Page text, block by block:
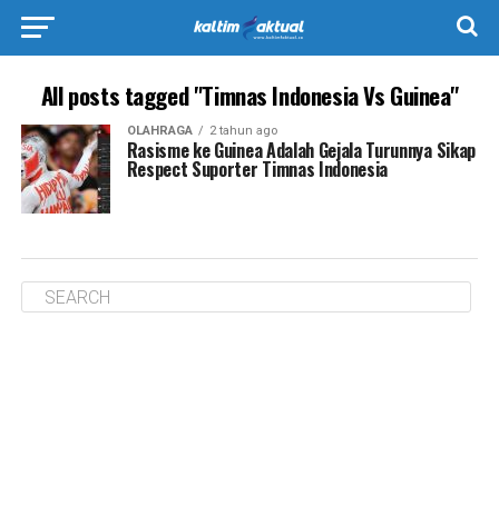
All posts tagged "Timnas Indonesia Vs Guinea"
OLAHRAGA 2 tahun ago
Rasisme ke Guinea Adalah Gejala Turunnya Sikap
Respect Suporter Timnas Indonesia